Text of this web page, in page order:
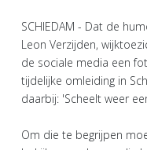
SCHIEDAM - Dat de
Leon Verzijden,
de sociale media een
tijdelijke omleiding in
daarbij: 'Scheelt weer
Om die te begrijpen